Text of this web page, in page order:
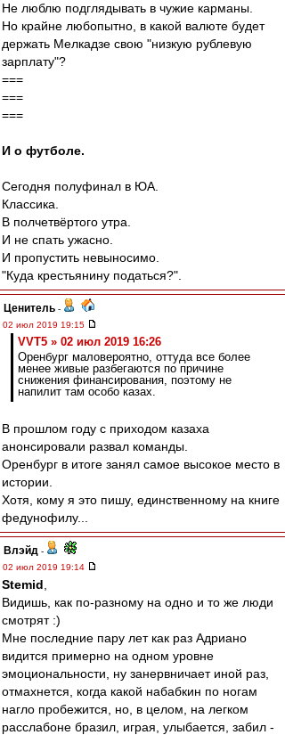
Не люблю подглядывать в чужие карманы.
Но крайне любопытно, в какой валюте будет
держать Мелкадзе свою "низкую рублевую
зарплату"?
===
===
===
И о футболе.
Сегодня полуфинал в ЮА.
Классика.
В полчетвёртого утра.
И не спать ужасно.
И пропустить невыносимо.
"Куда крестьянину податься?".
Ценитель -
02 июл 2019 19:15
VVT5 » 02 июл 2019 16:26
Оренбург маловероятно, оттуда все более
менее живые разбегаются по причине
снижения финансирования, поэтому не
напилит там особо казах.
В прошлом году с приходом казаха
анонсировали развал команды.
Оренбург в итоге занял самое высокое место в
истории.
Хотя, кому я это пишу, единственному на книге
федунофилу...
Влэйд -
02 июл 2019 19:14
Stemid
Видишь, как по-разному на одно и то же люди
смотрят :)
Мне последние пару лет как раз Адриано
видится примерно на одном уровне
эмоциональности, ну занервничает иной раз,
отмахнется, когда какой набабкин по ногам
нагло пробежится, но, в целом, на легком
расслабоне бразил, играя, улыбается, забил -